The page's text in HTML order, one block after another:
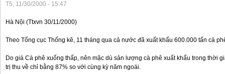
T5, 11/30/2000 - 15:47
Hà Nội (Ttxvn 30/11/2000)
Theo Tổng cục Thống kê, 11 tháng qua cả nước đã xuất khẩu 600.000 tấn cà
Do giá Cà phê xuống thấp, nên mặc dù sản lượng cà phê xuất khẩu trong thời
trị thu về chỉ bằng 87% so với cùng kỳ năm ngoái.